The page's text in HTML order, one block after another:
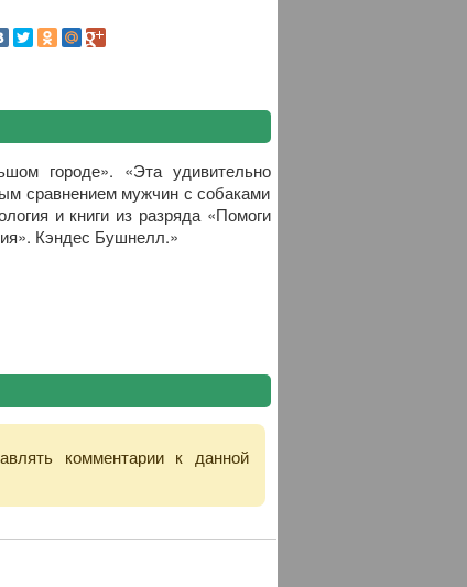
городе». «Эта удивительно
сравнением мужчин с собаками
и книги из разряда «Помоги
Кэндес Бушнелл.»
комментарии к данной